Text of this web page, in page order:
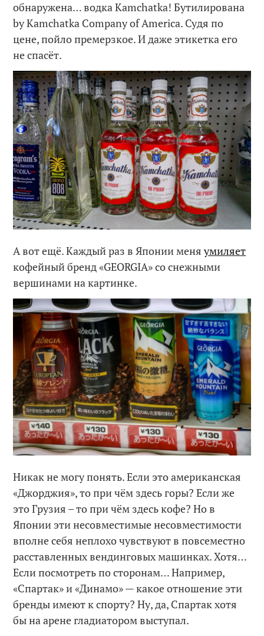
обнаружена… водка Kamchatka! Бутилирована
by Kamchatka Company of America. Судя по
цене, пойло премерзкое. И даже этикетка его
не спасёт.
А вот ещё. Каждый раз в Японии меняумиляет
кофейный бренд «GEORGIA» со снежными
вершинами на картинке.
Никак не могу понять. Если это американская
«Джорджия», то при чём здесь горы? Если же
это Грузия – то при чём здесь кофе? Но в
Японии эти несовместимые несовместимости
вполне себя неплохо чувствуют в повсеместно
расставленных вендинговых машинках. Хотя…
Если посмотреть по сторонам… Например,
«Спартак» и «Динамо» — какое отношение эти
бренды имеют к спорту? Ну, да, Спартак хотя
бы на арене гладиатором выступал.